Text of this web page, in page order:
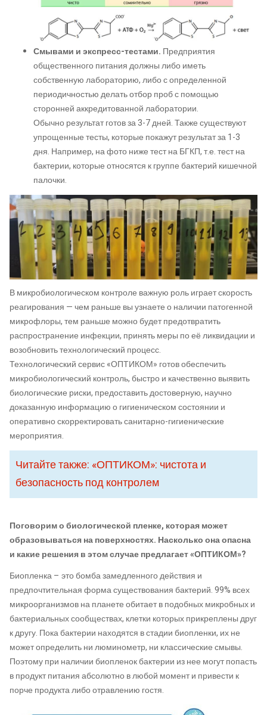
Смывами и экспресс-тестами. Предприятия
общественного питания должны либо иметь
собственную лабораторию, либо с определенной
периодичностью делать отбор проб с помощью
сторонней аккредитованной лаборатории.
Обычно результат готов за 3-7 дней. Также существуют
упрощенные тесты, которые покажут результат за 1-3
дня. Например, на фото ниже тест на БГКП, т.е. тест на
бактерии, которые относятся к группе бактерий кишечной
палочки.
В микробиологическом контроле важную роль играет скорость
реагирования — чем раньше вы узнаете о наличии патогенной
микрофлоры, тем раньше можно будет предотвратить
распространение инфекции, принять меры по её ликвидации и
возобновить технологический процесс.
Технологический сервис «ОПТИКОМ» готов обеспечить
микробиологический контроль, быстро и качественно выявить
биологические риски, предоставить достоверную, научно
доказанную информацию о гигиеническом состоянии и
оперативно скорректировать санитарно-гигиенические
мероприятия.
Читайте также: «ОПТИКОМ»: чистота и
безопасность под контролем
Поговорим о биологической пленке, которая может
образовываться на поверхностях. Насколько она опасна
и какие решения в этом случае предлагает «ОПТИКОМ»?
Биопленка – это бомба замедленного действия и
предпочтительная форма существования бактерий. 99% всех
микроорганизмов на планете обитает в подобных микробных и
бактериальных сообществах, клетки которых прикреплены друг
к другу. Пока бактерии находятся в стадии биопленки, их не
может определить ни люминометр, ни классические смывы.
Поэтому при наличии биопленок бактерии из нее могут попасть
в продукт питания абсолютно в любой момент и привести к
порче продукта либо отравлению гостя.